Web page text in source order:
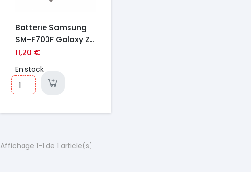
Batterie Samsung
SM-F700F Galaxy Z
Flip/SM-F707B
(Pack de 2)
11,20 €
En stock
Affichage 1-1 de 1 article(s)